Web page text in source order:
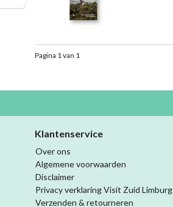
Pagina 1 van 1
Klantenservice
Over ons
Algemene voorwaarden
Disclaimer
Privacy verklaring Visit Zuid Limburg
Verzenden & retourneren